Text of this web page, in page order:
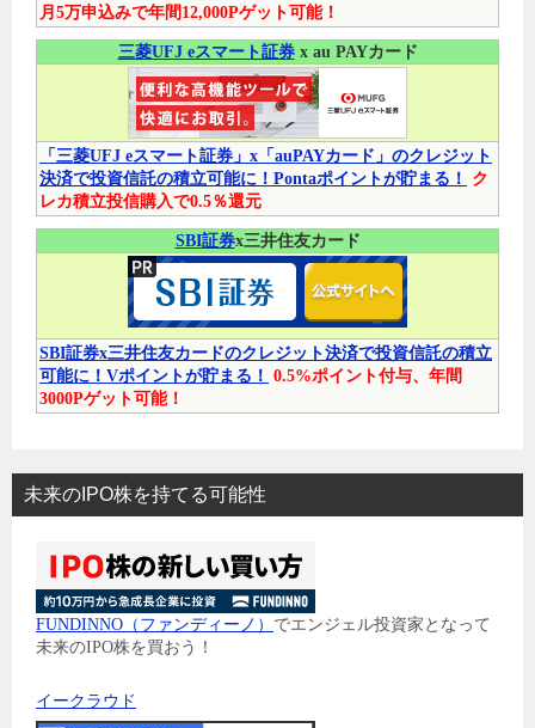
月5万申込みで年間12,000Pゲット可能！
三菱UFJ eスマート証券x au PAYカード
「三菱UFJ eスマート証券」x「auPAYカード」のクレジット
決済で投資信託の積立可能に！Pontaポイントが貯まる！
ク
レカ積立投信購入で0.5％還元
SBI証券x三井住友カード
SBI証券x三井住友カードのクレジット決済で投資信託の積立
可能に！Vポイントが貯まる！ 0.5%ポイント付与、年間
3000Pゲット可能！
未来のIPO株を持てる可能性
FUNDINNO（ファンディーノ） でエンジェル投資家となって
未来のIPO株を買おう！
イークラウド